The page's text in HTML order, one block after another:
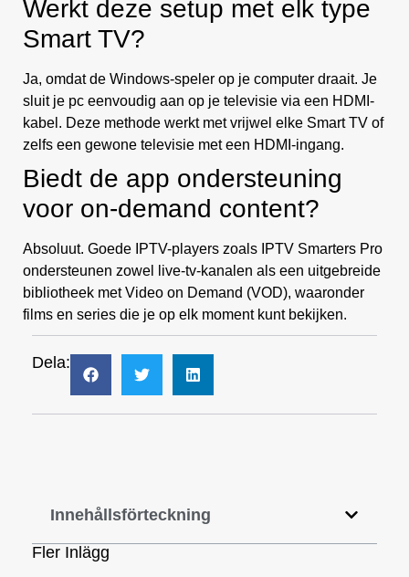
Werkt deze setup met elk type
Smart TV?
Ja, omdat de Windows-speler op je computer draait. Je
sluit je pc eenvoudig aan op je televisie via een HDMI-
kabel. Deze methode werkt met vrijwel elke Smart TV of
zelfs een gewone televisie met een HDMI-ingang.
Biedt de app ondersteuning
voor on-demand content?
Absoluut. Goede IPTV-players zoals IPTV Smarters Pro
ondersteunen zowel live-tv-kanalen als een uitgebreide
bibliotheek met Video on Demand (VOD), waaronder
films en series die je op elk moment kunt bekijken.
Dela:
Innehållsförteckning
Fler Inlägg